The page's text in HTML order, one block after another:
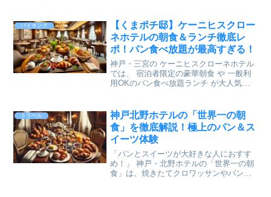
バイキング
【くまポチ邸】ケーニヒスクロー
ネホテルの朝食＆ランチ徹底レ
ポ！パン食べ放題が最高すぎる！
神戸・三宮の ケーニヒスクローネホテル
では、 宿泊者限定の豪華朝食 や 一般利
用OKのパン食べ放題ランチ が大人気！
至。 予約方法やアクセス情報も詳しく解
説 します
トラベル
神戸北野ホテルの「世界一の朝
食」を徹底解説！極上のパン＆ス
イーツ体験
「パンとスイーツが大好きな人におすす
め！」 神戸・北野ホテルの「世界一の朝
食」は、焼きたてクロワッサンやパン・